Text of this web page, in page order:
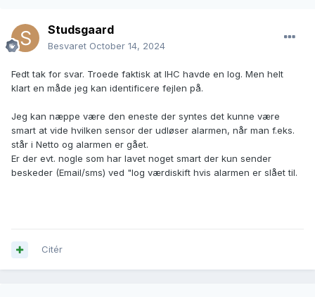
Studsgaard
Besvaret October 14, 2024
Fedt tak for svar. Troede faktisk at IHC havde en log. Men helt
klart en måde jeg kan identificere fejlen på.
Jeg kan næppe være den eneste der syntes det kunne være
smart at vide hvilken sensor der udløser alarmen, når man f.eks.
står i Netto og alarmen er gået.
Er der evt. nogle som har lavet noget smart der kun sender
beskeder (Email/sms) ved "log værdiskift hvis alarmen er slået til.
Citér